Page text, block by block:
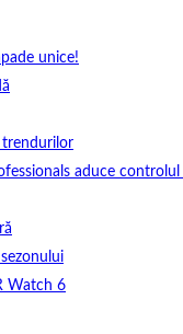
unice!
trendurilor
aduce
Watch 6